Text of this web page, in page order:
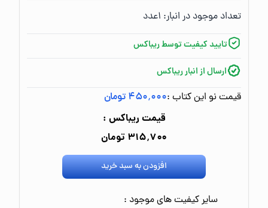
تعداد موجود در انبار:‌ ۱عدد
تایید کیفیت توسط ریباکس
ارسال از انبار ریباکس
قیمت نو این کتاب :۴۵۰٬۰۰۰ تومان
قیمت ریباکس :
۳۱۵٬۷۰۰ تومان
افزودن به سبد خرید
سایر کیفیت های موجود :